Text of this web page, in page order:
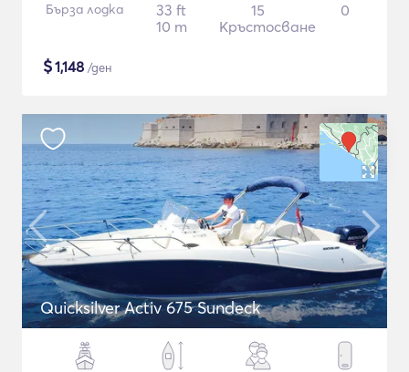
Бърза лодка
33 ft
10 m
15
Кръстосване
0
$1,148 /ден
Quicksilver Activ 675 Sundeck